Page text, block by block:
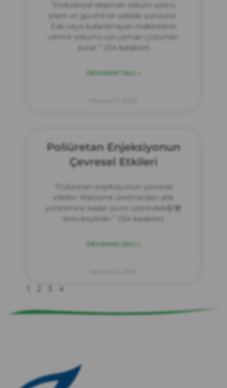
“Endüstriyel ekipman söküm süreci,
planlı ve güvenli bir şekilde yürütülür.
Eski veya kullanılmayan makinelerin
verimli sökümü için uzman çözümler
sunar.” (154 karakter)
DEVAMINI OKU »
Poliüretan Enjeksiyonun
Çevresel Etkileri
“Poliüretan enjeksiyonun çevresel
etkileri: Malzeme üretiminden atık
yönetimine kadar çevre üzerindeki影響
lerini keşfedin.” (154 karakter)
DEVAMINI OKU »
4